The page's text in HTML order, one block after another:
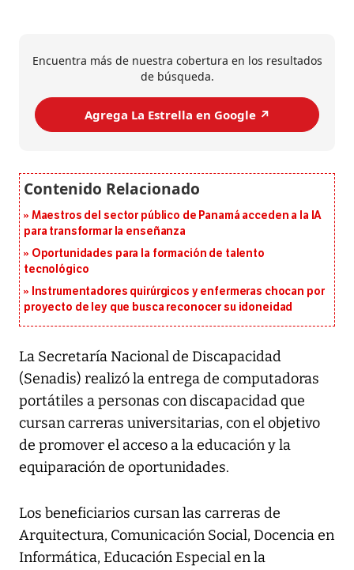
Encuentra más de nuestra cobertura en los resultados
de búsqueda.
Agrega La Estrella en Google ↗️
Maestros del sector público de Panamá acceden a la IA
para transformar la enseñanza
Oportunidades para la formación de talento
tecnológico
Instrumentadores quirúrgicos y enfermeras chocan por
proyecto de ley que busca reconocer su idoneidad
La Secretaría Nacional de Discapacidad
(Senadis) realizó la entrega de computadoras
portátiles a personas con discapacidad que
cursan carreras universitarias, con el objetivo
de promover el acceso a la educación y la
equiparación de oportunidades.
Los beneficiarios cursan las carreras de
Arquitectura, Comunicación Social, Docencia en
Informática, Educación Especial en la